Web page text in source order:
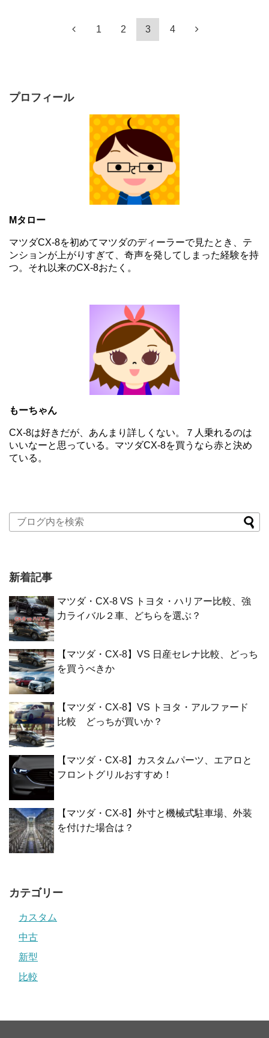
1 2 3 4
プロフィール
Mタロー
マツダCX-8を初めてマツダのディーラーで見たとき、テ
ンションが上がりすぎて、奇声を発してしまった経験を持
つ。それ以来のCX-8おたく。
もーちゃん
CX-8は好きだが、あんまり詳しくない。７人乗れるのは
いいなーと思っている。マツダCX-8を買うなら赤と決め
ている。
新着記事
マツダ・CX-8 VS トヨタ・ハリアー比較、強
力ライバル２車、どちらを選ぶ？
【マツダ・CX-8】VS 日産セレナ比較、どっち
を買うべきか
【マツダ・CX-8】VS トヨタ・アルファード
比較 どっちが買いか？
【マツダ・CX-8】カスタムパーツ、エアロと
フロントグリルおすすめ！
【マツダ・CX-8】外寸と機械式駐車場、外装
を付けた場合は？
カテゴリー
カスタム
中古
新型
比較